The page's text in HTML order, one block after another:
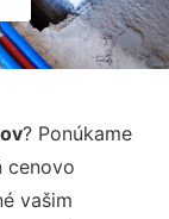
? Ponúkame
cenovo
vašim